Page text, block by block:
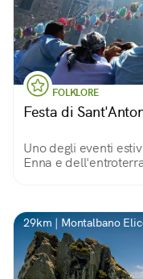
FOLKLORE
Festa di
Uno degli eventi
Enna e
29km | Montalbano